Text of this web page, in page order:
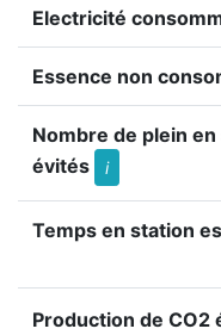
Electricité
Essence non
Nombre de plein
évités
i
Temps en station
Production de CO2